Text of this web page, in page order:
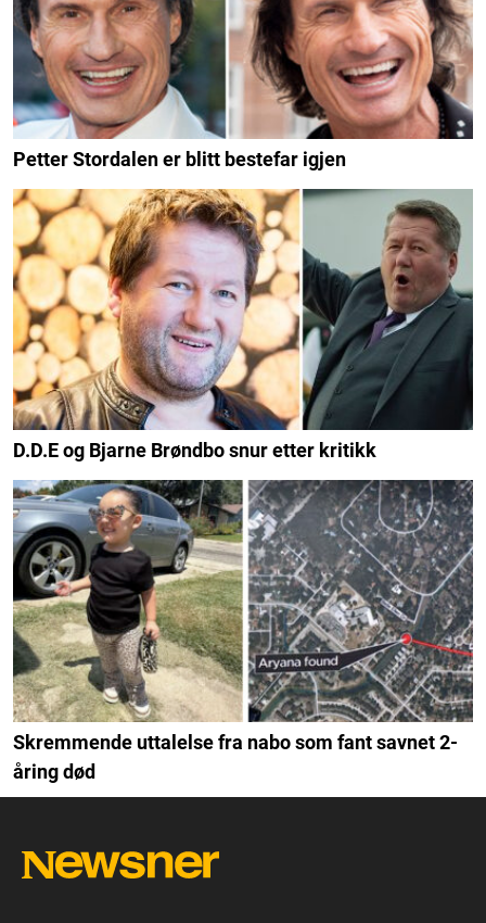
Petter Stordalen er blitt bestefar igjen
D.D.E og Bjarne Brøndbo snur etter kritikk
Skremmende uttalelse fra nabo som fant savnet 2-
åring død